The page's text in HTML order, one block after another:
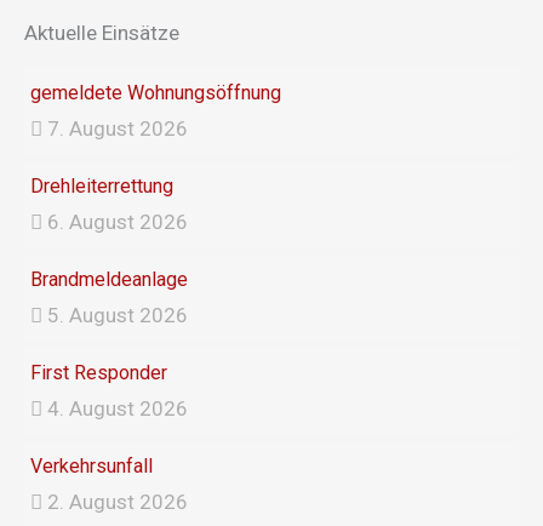
b
Aktuelle Einsätze
gemeldete Wohnungsöffnung
7. August 2026
Drehleiterrettung
6. August 2026
Brandmeldeanlage
5. August 2026
First Responder
4. August 2026
Verkehrsunfall
2. August 2026